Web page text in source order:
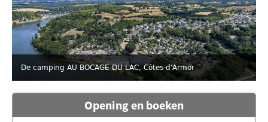
De camping AU BOCAGE DU LAC, Côtes-d'Armor
Opening en boeken